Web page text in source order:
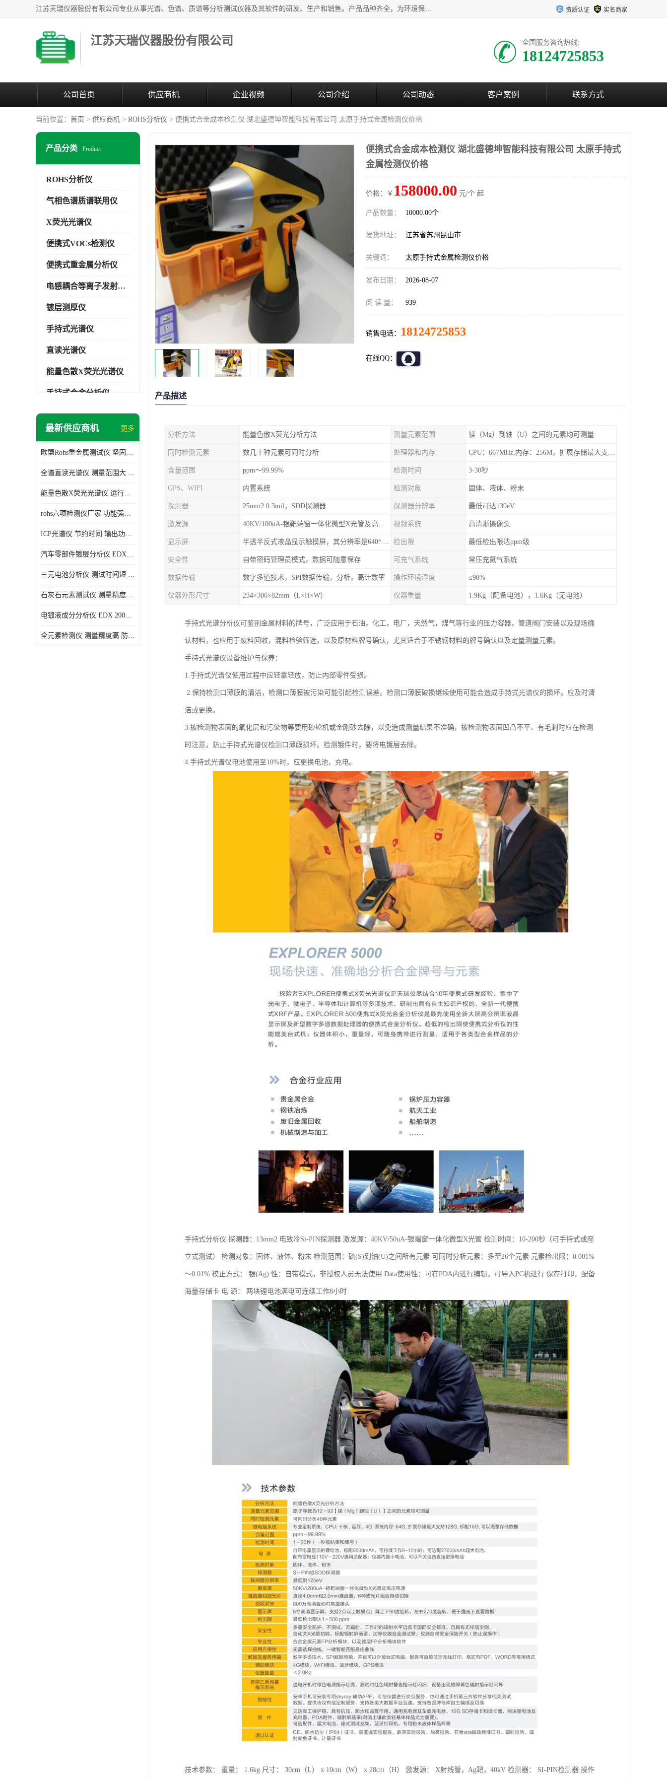
江苏天瑞仪器股份有限公司专业从事光谱、色谱、质谱等分析测试仪器及其软件的研发、生产和销售。产品品种齐全，为环境保护与安全、工业测试与分析及其它领域提供专业解决方案。 为客户提供更加先进的产品和更加满意的服务。 资质认证 实名商家
江苏天瑞仪器股份有限公司 全国服务咨询热线:
18124725853
公司首页 供应商机 企业视频 公司介绍 公司动态 客户案例 联系方式
当前位置： 首页 > 供应商机 > ROHS分析仪 > 便携式合金成本检测仪 湖北盛德坤智能科技有限公司 太原手持式金属检测仪价格
产品分类 Product
ROHS分析仪
气相色谱质谱联用仪
X荧光光谱仪
便携式VOCs检测仪
便携式重金属分析仪
电感耦合等离子发射光谱仪
镀层测厚仪
手持式光谱仪
直读光谱仪
能量色散X荧光光谱仪
手持式合金分析仪
手持式矿石分析仪
光电直读光谱仪
便携式水质重金属检测仪
最新供应商机 更多
欧盟Rohs重金属测试仪 坚固耐用 测试结果清晰显示
全谱直读光谱仪 测量范围大 抗干扰性能好
能量色散X荧光光谱仪 运行稳定性高 方便样品的测量
rohs六项检测仪厂家 功能强大 可直接分析
ICP光谱仪 节约时间 输出功率稳定
汽车零部件镀层分析仪 EDX600PLUS 自动谱线识别
三元电池分析仪 测试时间短 体积小 方便便携
石灰石元素测试仪 测量精度高 测量方便 快捷
电镀液成分分析仪 EDX 2000A 测量 穿透力强
全元素检测仪 测量精度高 防尘 防水性能好
便携式合金成本检测仪 湖北盛德坤智能科技有限公司 太原手持式
金属检测仪价格
价格：￥ 158000.00 元/个 起
产品数量： 10000.00个
发货地址： 江苏省苏州昆山市
关键词： 太原手持式金属检测仪价格
发布日期： 2026-08-07
阅 读 量： 939
销售电话： 18124725853
在线QQ：
产品描述
分析方法 能量色散X荧光分析方法 测量元素范围 镁（Mg）到铀（U）之间的元素均可测量
同时检测元素 数几十种元素可同时分析 处理器和内存 CPU：667MHz,内存：256M，扩展存储最大支持32G，标配2G，可以海量存储数据
含量范围 ppm～99.99% 检测时间 3-30秒
GPS、WIFI 内置系统 检测对象 固体、液体、粉末
探测器 25mm2 0.3mil，SDD探测器 探测器分辨率 最低可达139eV
激发源 40KV/100uA-银靶端窗一体化微型X光管及高压电源 视频系统 高清晰摄像头
显示屏 半透半反式液晶显示触摸屏，其分辨率是640*480 检出限 最低检出限达ppm级
安全性 自带密码管理员模式，数据可随意保存 可充气系统 常压充氦气系统
数据传输 数字多道技术，SPI数据传输，分析，高计数率 操作环境湿度 ≤90%
仪器外形尺寸 234×306×82mm（L×H×W） 仪器重量 1.9Kg（配备电池），1.6Kg（无电池）
手持式光谱分析仪可鉴别金属材料的牌号，广泛应用于石油，化工，电厂，天然气，煤气等行业的压力容器，管道阀门安装以及现场确
认材料，也应用于废料回收，混料检验筛选，以及原材料牌号确认，尤其适合于不锈钢材料的牌号确认以及定量测量元素。
手持式光谱仪设备维护与保养：
1.手持式光谱仪使用过程中应轻拿轻放，防止内部零件受损。
2.保持检测口薄膜的清洁，检测口薄膜被污染可能引起检测误差。检测口薄膜破损继续使用可能会造成手持式光谱仪的损坏。应及时清
洁或更换。
3.被检测物表面的氧化层和污染物等要用砂轮机或金刚砂去除，以免造成测量结果不准确，被检测物表面凹凸不平、有毛刺时应在检测
时注意，防止手持式光谱仪检测口薄膜损坏。检测镀件时，要将电镀层去除。
4.手持式光谱仪电池使用至10%时，应更换电池，充电。
手持式分析仪 探测器：13mm2 电致冷Si-PIN探测器 激发源：40KV/50uA-银端窗一体化微型X光管 检测时间：10-200秒（可手持式或座
立式测试） 检测对象：固体、液体、粉末 检测范围：硫(S)到铀(U)之间所有元素 可同时分析元素：多至26个元素 元素检出限：0.001%
～0.01% 校正方式： 银(Ag) 性：自带模式，非授权人员无法使用 Data使用性：可在PDA内进行编辑，可导入PC机进行 保存打印，配备
海量存储卡 电 源： 两块锂电池满电可连续工作8小时
技术参数： 重量： 1.6kg 尺寸： 30cm（L） x 10cm（W） x 28cm（H） 激发源： X射线管，Ag靶，40kV 检测器： SI-PIN检测器 操作